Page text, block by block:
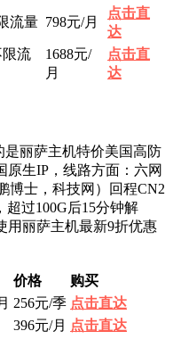
流量 798元/月
点击直
达
限流
1688元/
月
点击直
达
是丽萨主机特价美国高防
原生IP，线路方面：六网
博士，科技网）回程CN2
超过100G后15分钟解
用丽萨主机最新9折优惠
价格
购买
256元/季 点击直达
396元/月 点击直达